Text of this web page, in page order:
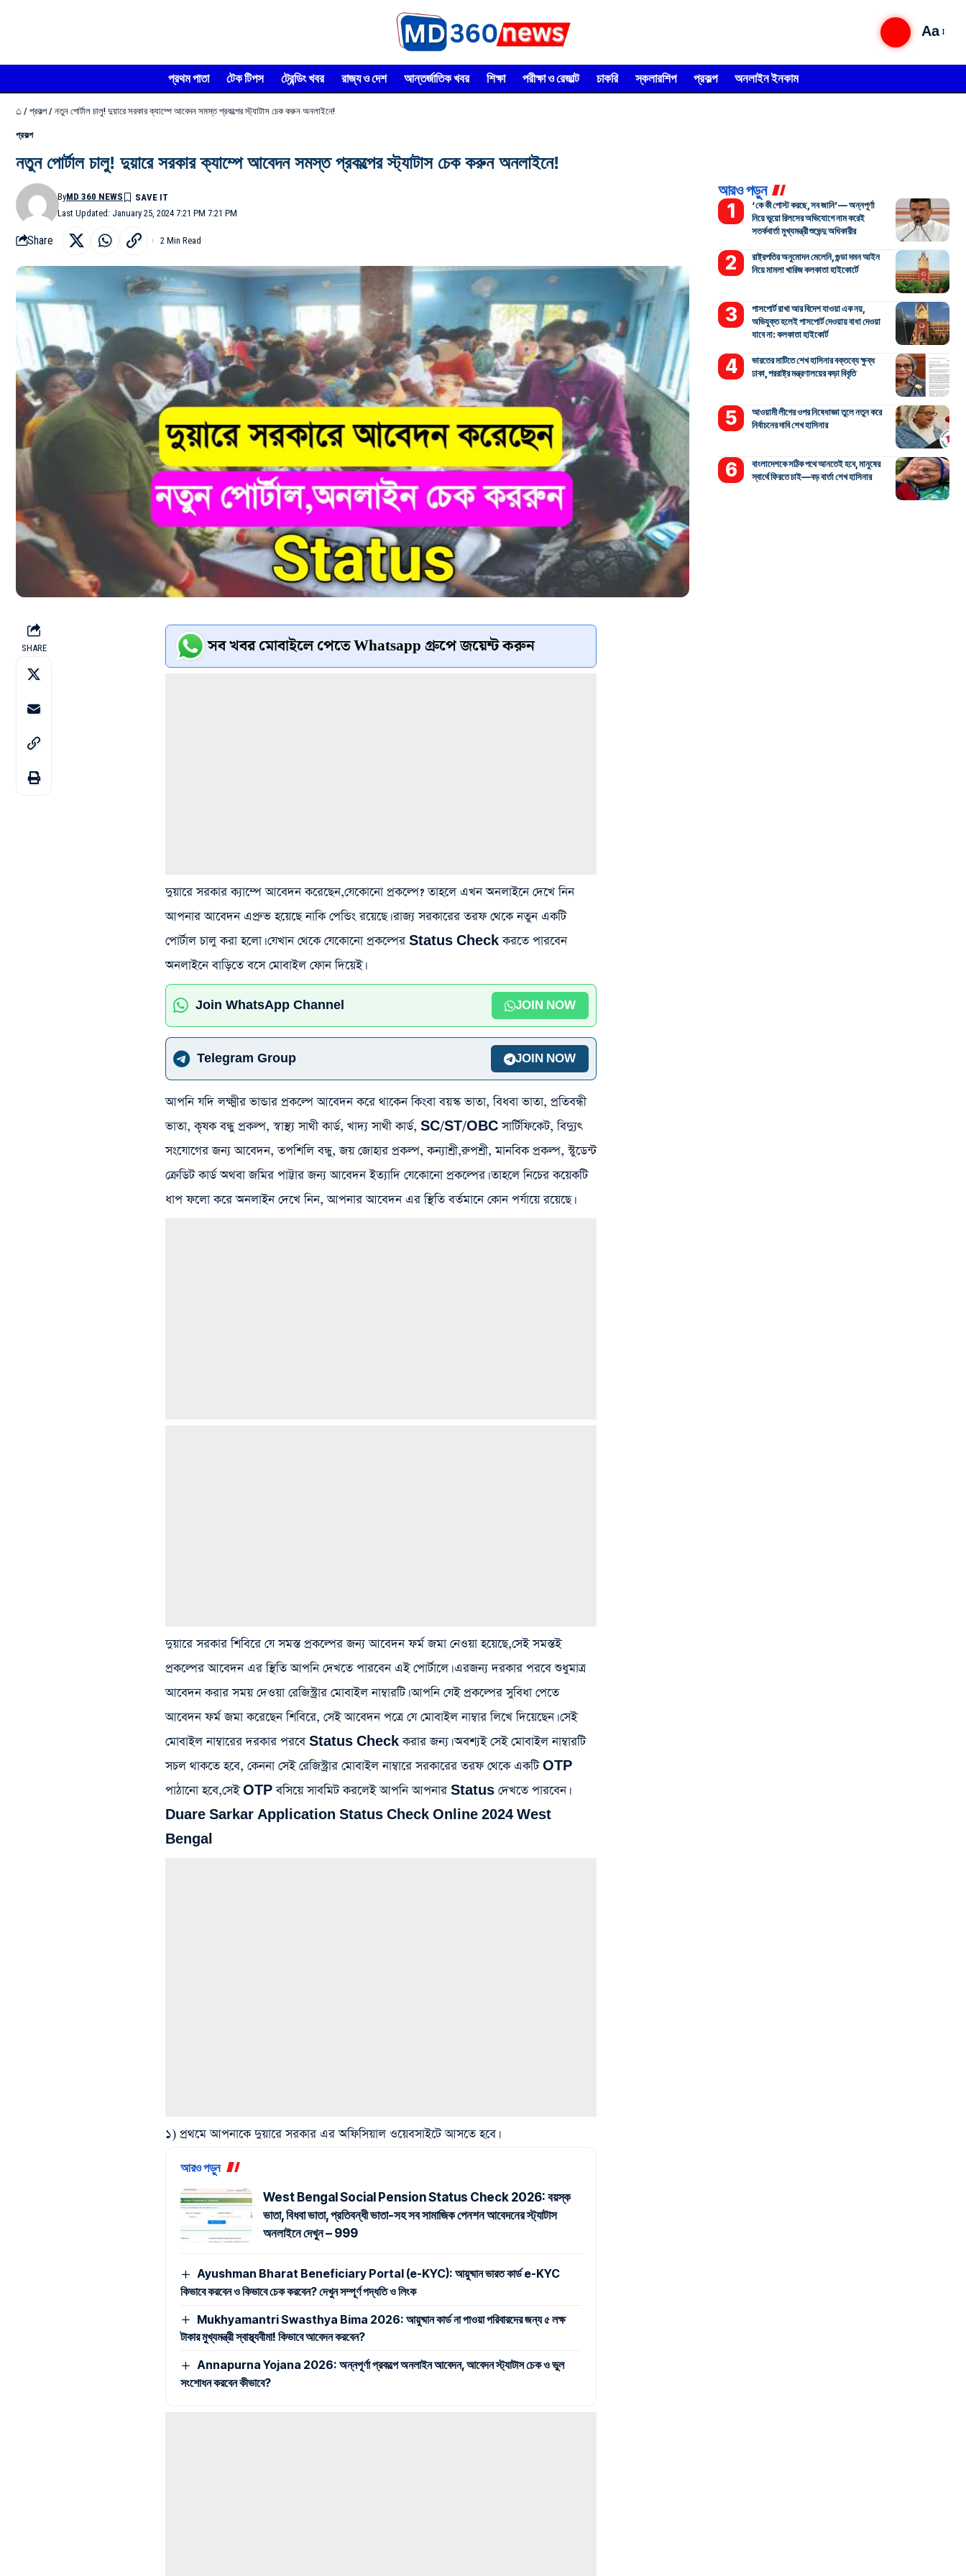
Aa
প্রথম পাতা টেক টিপস ট্রেন্ডিং খবর রাজ্য ও দেশ আন্তর্জাতিক খবর শিক্ষা পরীক্ষা ও রেজাল্ট চাকরি স্কলারশিপ প্রকল্প অনলাইন ইনকাম
⌂ / প্রকল্প/ নতুন পোর্টাল চালু! দুয়ারে সরকার ক্যাম্পে আবেদন সমস্ত প্রকল্পের স্ট্যাটাস চেক করুন অনলাইনে!
প্রকল্প
নতুন পোর্টাল চালু! দুয়ারে সরকার ক্যাম্পে আবেদন সমস্ত প্রকল্পের স্ট্যাটাস চেক করুন অনলাইনে!
Last Updated: January 25, 2024 7:21 PM 7:21 PM
ByMD 360 NEWS
Share 2 Min Read
SHARE সব খবর মোবাইলে পেতে Whatsapp গ্রুপে জয়েন্ট করুন
দুয়ারে সরকার ক্যাম্পে আবেদন করেছেন,যেকোনো প্রকল্পে? তাহলে এখন অনলাইনে দেখে নিন
আপনার আবেদন এপ্রুভ হয়েছে নাকি পেন্ডিং রয়েছে। রাজ্য সরকারের তরফ থেকে নতুন একটি
পোর্টাল চালু করা হলো। যেখান থেকে যেকোনো প্রকল্পের Status Check করতে পারবেন
অনলাইনে বাড়িতে বসে মোবাইল ফোন দিয়েই।
Join WhatsApp Channel JOIN NOW
Telegram Group JOIN NOW
আপনি যদি লক্ষ্মীর ভান্ডার প্রকল্পে আবেদন করে থাকেন কিংবা বয়স্ক ভাতা, বিধবা ভাতা, প্রতিবন্ধী
ভাতা, কৃষক বন্ধু প্রকল্প, স্বাস্থ্য সাথী কার্ড, খাদ্য সাথী কার্ড, SC/ST/OBC সার্টিফিকেট, বিদ্যুৎ
সংযোগের জন্য আবেদন, তপশিলি বন্ধু, জয় জোহার প্রকল্প, কন্যাশ্রী,রুপশ্রী, মানবিক প্রকল্প, স্টুডেন্ট
ক্রেডিট কার্ড অথবা জমির পাট্টার জন্য আবেদন ইত্যাদি যেকোনো প্রকল্পের। তাহলে নিচের কয়েকটি
ধাপ ফলো করে অনলাইন দেখে নিন, আপনার আবেদন এর স্থিতি বর্তমানে কোন পর্যায়ে রয়েছে।
দুয়ারে সরকার শিবিরে যে সমস্ত প্রকল্পের জন্য আবেদন ফর্ম জমা নেওয়া হয়েছে,সেই সমস্তই
প্রকল্পের আবেদন এর স্থিতি আপনি দেখতে পারবেন এই পোর্টালে। এরজন্য দরকার পরবে শুধুমাত্র
আবেদন করার সময় দেওয়া রেজিস্ট্রার মোবাইল নাম্বারটি। আপনি যেই প্রকল্পের সুবিধা পেতে
আবেদন ফর্ম জমা করেছেন শিবিরে, সেই আবেদন পত্রে যে মোবাইল নাম্বার লিখে দিয়েছেন। সেই
মোবাইল নাম্বারের দরকার পরবে Status Check করার জন্য। অবশ্যই সেই মোবাইল নাম্বারটি
সচল থাকতে হবে, কেননা সেই রেজিস্ট্রার মোবাইল নাম্বারে সরকারের তরফ থেকে একটি OTP
পাঠানো হবে,সেই OTP বসিয়ে সাবমিট করলেই আপনি আপনার Status দেখতে পারবেন।
Duare Sarkar Application Status Check Online 2024 West
Bengal
১) প্রথমে আপনাকে দুয়ারে সরকার এর অফিসিয়াল ওয়েবসাইটে আসতে হবে।
আরও পড়ুন
West Bengal Social Pension Status Check 2026: বয়স্ক
ভাতা, বিধবা ভাতা, প্রতিবন্ধী ভাতা-সহ সব সামাজিক পেনশন আবেদনের স্ট্যাটাস
অনলাইনে দেখুন – 999
Ayushman Bharat Beneficiary Portal (e-KYC): আয়ুষ্মান ভারত কার্ড e-KYC
কিভাবে করবেন ও কিভাবে চেক করবেন? দেখুন সম্পূর্ণ পদ্ধতি ও লিংক
Mukhyamantri Swasthya Bima 2026: আয়ুষ্মান কার্ড না পাওয়া পরিবারদের জন্য ৫ লক্ষ
টাকার মুখ্যমন্ত্রী স্বাস্থ্যবীমা! কিভাবে আবেদন করবেন?
Annapurna Yojana 2026: অন্নপূর্ণা প্রকল্পে অনলাইন আবেদন, আবেদন স্ট্যাটাস চেক ও ভুল
সংশোধন করবেন কীভাবে?
আরও পড়ুন
‘কে কী পোস্ট করছে, সব জানি’— অন্নপূর্ণা
নিয়ে ভুয়ো রিলসের অভিযোগে নাম করেই
সতর্কবার্তা মুখ্যমন্ত্রী শুভেন্দু অধিকারীর
রাষ্ট্রপতির অনুমোদন মেলেনি, গুন্ডা দমন আইন
নিয়ে মামলা খারিজ কলকাতা হাইকোর্টে
পাসপোর্ট রাখা আর বিদেশ যাওয়া এক নয়,
অভিযুক্ত হলেই পাসপোর্ট দেওয়ায় বাধা দেওয়া
যাবে না: কলকাতা হাইকোর্ট
ভারতের মাটিতে শেখ হাসিনার বক্তব্যে ক্ষুব্ধ
ঢাকা, পররাষ্ট্র মন্ত্রণালয়ের কড়া বিবৃতি
আওয়ামী লীগের ওপর নিষেধাজ্ঞা তুলে নতুন করে
নির্বাচনের দাবি শেখ হাসিনার
বাংলাদেশকে সঠিক পথে আনতেই হবে, মানুষের
স্বার্থে ফিরতে চাই—বড় বার্তা শেখ হাসিনার